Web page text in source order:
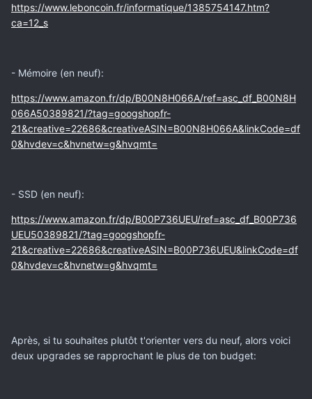
https://www.leboncoin.fr/informatique/1385754147.htm?
ca=12_s
- Mémoire (en neuf):
https://www.amazon.fr/dp/B00N8H066A/ref=asc_df_B00N8H
066A50389821/?tag=googshopfr-
21&creative=22686&creativeASIN=B00N8H066A&linkCode=df
0&hvdev=c&hvnetw=g&hvqmt=
- SSD (en neuf):
https://www.amazon.fr/dp/B00P736UEU/ref=asc_df_B00P736
UEU50389821/?tag=googshopfr-
21&creative=22686&creativeASIN=B00P736UEU&linkCode=df
0&hvdev=c&hvnetw=g&hvqmt=
Après, si tu souhaites plutôt t'orienter vers du neuf, alors voici
deux upgrades se rapprochant le plus de ton budget: